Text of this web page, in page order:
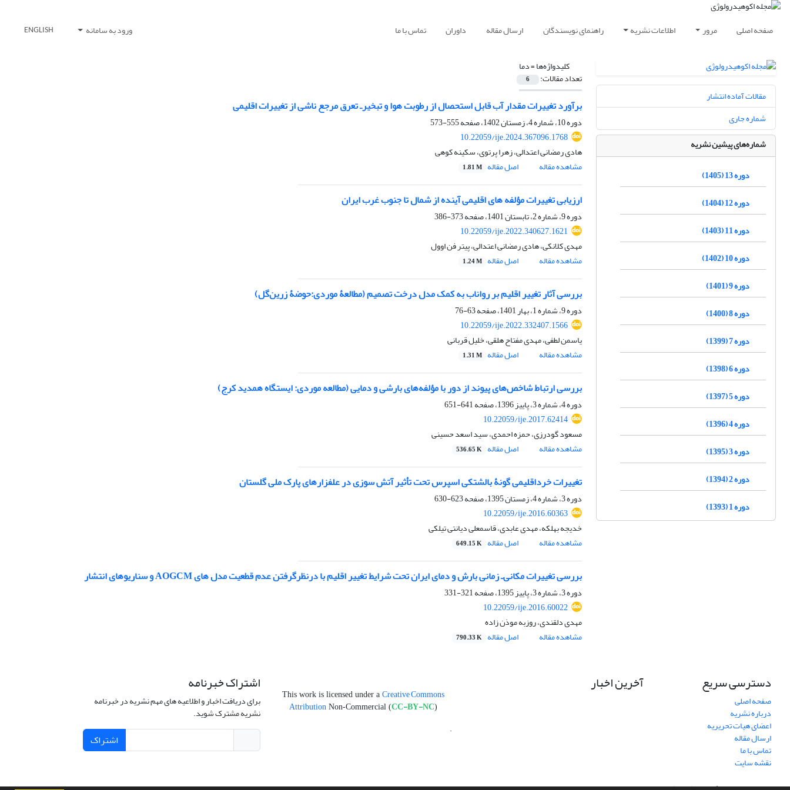
صفحه اصلی مرور اطلاعات نشریه راهنمای نویسندگان ارسال مقاله داوران تماس با ما ورود به سامانه ENGLISH
کلیدواژه‌ها =دما
تعداد مقالات: 6
برآورد تغییرات مقدار آب قابل استحصال از رطوبت هوا و تبخیر‌ـ تعرق مرجع ناشی از تغییرات اقلیمی
دوره 10، شماره 4، زمستان 1402، صفحه
555-573
10.22059/ije.2024.367096.1768
هادی رمضانی اعتدالی، زهرا پرتوی، سکینه کوهی
مشاهده مقاله
اصل مقاله 1.81 M
ارزیابی تغییرات مؤلفه ‏های اقلیمی آینده از شمال تا جنوب غرب ایران
دوره 9، شماره 2، تابستان 1401، صفحه
373-386
10.22059/ije.2022.340627.1621
مهدی کلانکی، هادی رمضانی اعتدالی، پیتر فن اوول
مشاهده مقاله
اصل مقاله 1.24 M
بررسی آثار تغییر اقلیم بر رواناب به کمک مدل درخت تصمیم (مطالعۀ موردی:حوضۀ زرین‌گل)
دوره 9، شماره 1، بهار 1401، صفحه
63-76
10.22059/ije.2022.332407.1566
یاسمن لطفی، مهدی مفتاح هلقی، خلیل قربانی
مشاهده مقاله
اصل مقاله 1.31 M
بررسی ارتباط شاخص‌های پیوند از دور با مؤلفه‌های بارشی و دمایی (مطالعه موردی: ایستگاه همدید کرج)
دوره 4، شماره 3، پاییز 1396، صفحه
641-651
10.22059/ije.2017.62414
مسعود گودرزی، حمزه احمدی، سید اسعد حسینی
مشاهده مقاله
اصل مقاله 536.65 K
تغییرات خرداقلیمی گونۀ بالشتکی اسپرس تحت تأثیر آتش ‏سوزی در علفزار‏های پارک ملی گلستان
دوره 3، شماره 4، زمستان 1395، صفحه
623-630
10.22059/ije.2016.60363
خدیجه بهلکه، مهدی عابدی، قاسمعلی دیانتی تیلکی
مشاهده مقاله
اصل مقاله 649.15 K
بررسی تغییرات مکانی‌ـ زمانی بارش و دمای ایران تحت شرایط تغییر اقلیم با در‌نظر‌گرفتن عدم قطعیت مدل‏ های AOGCM و سناریوهای انتشار
دوره 3، شماره 3، پاییز 1395، صفحه
321-331
10.22059/ije.2016.60022
مهدی دلقندی، روزبه موذن زاده
مشاهده مقاله
اصل مقاله 790.33 K
مقالات آماده انتشار
شماره جاری
شماره‌های پیشین نشریه
دوره 13 (1405)
دوره 12 (1404)
دوره 11 (1403)
دوره 10 (1402)
دوره 9 (1401)
دوره 8 (1400)
دوره 7 (1399)
دوره 6 (1398)
دوره 5 (1397)
دوره 4 (1396)
دوره 3 (1395)
دوره 2 (1394)
دوره 1 (1393)
دسترسی سریع
صفحه اصلی
درباره نشریه
اعضای هیات تحریریه
ارسال مقاله
تماس با ما
نقشه سایت
آخرین اخبار
This work is licensed under a Creative Commons
AttributionNon-Commercial (CC-BY-NC)
.
اشتراک خبرنامه
برای دریافت اخبار و اطلاعیه های مهم نشریه در خبرنامه
نشریه مشترک شوید.
اشتراک